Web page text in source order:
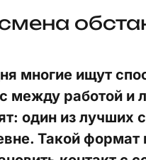
многие ищут
между работой и
один из лучших
Такой формат